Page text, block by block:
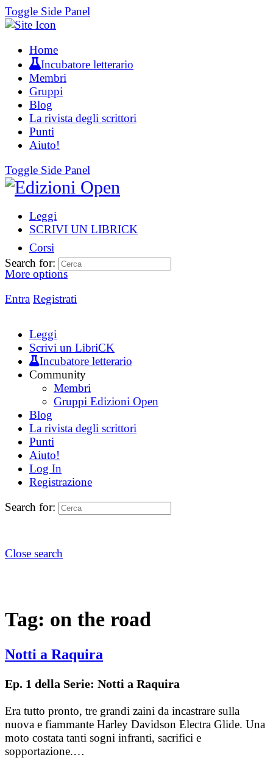
Toggle Side Panel
Home
Incubatore letterario
Membri
Gruppi
Blog
La rivista degli scrittori
Punti
Aiuto!
Toggle Side Panel
Leggi
SCRIVI UN LIBRICK
Corsi
More options
Entra Registrati
Search for:
Leggi
Scrivi un LibriCK
Incubatore letterario
Community
Membri
Gruppi Edizioni Open
Blog
La rivista degli scrittori
Punti
Aiuto!
Log In
Registrazione
Search for:
Close search
Tag: on the road
Notti a Raquira
Ep. 1 della Serie: Notti a Raquira
Era tutto pronto, tre grandi zaini da incastrare sulla
nuova e fiammante Harley Davidson Electra Glide. Una
moto costata tanti sogni infranti, sacrifici e
sopportazione.…